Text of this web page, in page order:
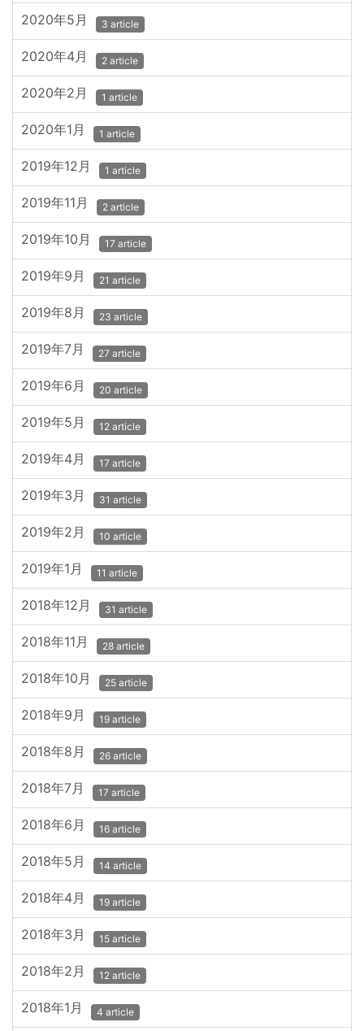
2020年5月 3 article
2020年4月 2 article
2020年2月 1 article
2020年1月 1 article
2019年12月 1 article
2019年11月 2 article
2019年10月 17 article
2019年9月 21 article
2019年8月 23 article
2019年7月 27 article
2019年6月 20 article
2019年5月 12 article
2019年4月 17 article
2019年3月 31 article
2019年2月 10 article
2019年1月 11 article
2018年12月 31 article
2018年11月 28 article
2018年10月 25 article
2018年9月 19 article
2018年8月 26 article
2018年7月 17 article
2018年6月 16 article
2018年5月 14 article
2018年4月 19 article
2018年3月 15 article
2018年2月 12 article
2018年1月 4 article